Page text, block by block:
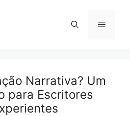
Menu
Narrativa? Um
para Escritores